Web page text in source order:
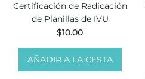
Certificación de Radicación
de Planillas de IVU
$10.00
AÑADIR A LA CESTA